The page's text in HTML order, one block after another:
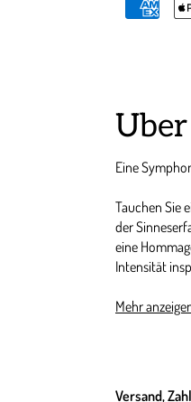
Mehr
Eine
Tauchen Sie
der
eine
Intensität
Design trifft
Versand,